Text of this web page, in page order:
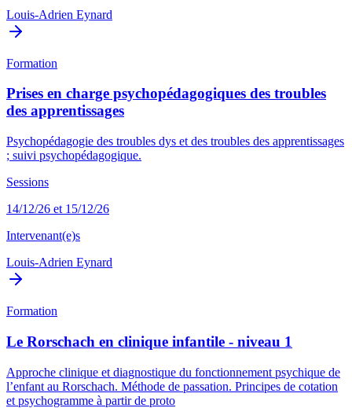
Louis-Adrien Eynard
Formation
Prises en charge psychopédagogiques des troubles
des apprentissages
Psychopédagogie des troubles dys et des troubles des apprentissages
; suivi psychopédagogique.
Sessions
14/12/26 et 15/12/26
Intervenant(e)s
Louis-Adrien Eynard
Formation
Le Rorschach en clinique infantile - niveau 1
Approche clinique et diagnostique du fonctionnement psychique de
l’enfant au Rorschach. Méthode de passation. Principes de cotation
et psychogramme à partir de proto